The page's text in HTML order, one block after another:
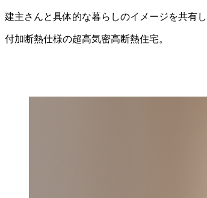
建主さんと具体的な暮らしのイメージを共有
付加断熱仕様の超高気密高断熱住宅。